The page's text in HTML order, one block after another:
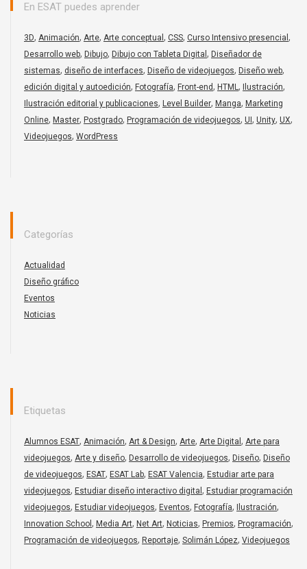
En ESAT puedes aprender
3D, Animación, Arte, Arte conceptual , CSS, Curso Intensivo presencial ,
Desarrollo web, Dibujo, Dibujo con Tableta Digital , Diseñador de
sistemas, diseño de interfaces, Diseño de videojuegos, Diseño web,
edición digital y autoedición, Fotografía, Front-end, HTML, Ilustración,
Ilustración editorial y publicaciones, Level Builder, Manga, Marketing
Online, Master, Postgrado, Programación de videojuegos, UI , Unity, UX,
Videojuegos, WordPress
Categorías
Actualidad
Diseño gráfico
Eventos
Noticias
Etiquetas
Alumnos ESAT, Animación, Art & Design, Arte, Arte Digital , Arte para
videojuegos, Arte y diseño, Desarrollo de videojuegos, Diseño, Diseño
de videojuegos, ESAT, ESAT Lab, ESAT Valencia, Estudiar arte para
videojuegos, Estudiar diseño interactivo digital , Estudiar programación
videojuegos, Estudiar videojuegos, Eventos, Fotografía, Ilustración,
Innovation School , Media Art, Net Art, Noticias, Premios, Programación,
Programación de videojuegos, Reportaje, Solimán López, Videojuegos